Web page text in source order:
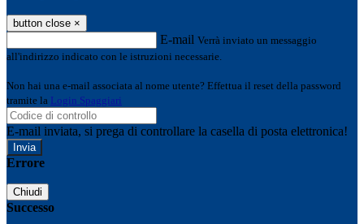
button close ×
E-mail Verrà inviato un messaggio
all'indirizzo indicato con le istruzioni necessarie.
Non hai una e-mail associata al nome utente? Effettua il reset della password
tramite la Login Spaggiari
E-mail inviata, si prega di controllare la casella di posta elettronica!
Errore
Chiudi
Successo